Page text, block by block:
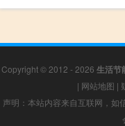
Copyright © 2012 - 2026 生活节
| 网站地图 |
声明：本站内容来自互联网，如